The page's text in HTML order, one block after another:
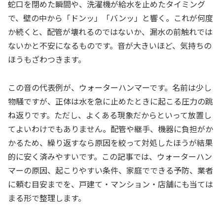
蛇口を閉めた瞬間や、洗濯機が給水を止めたタイミング
で、壁の中から「ドンッ」「バンッ」と響く。これが何度
か続くと、配管が壊れるのではないか、漏水の前触れでは
ないかと不安になるものです。音が大きいほど、気持ちの
ほうもざわつきます。
この音の代表例が、ウォーターハンマーです。名前は少し
物騒ですが、正体は水を急に止めたときに起こる圧力の跳
ね返りです。ただし、よくある現象だからといって放置し
てよいわけでもありません。配管や継手、機器に負担がか
かるため、繰り返すなら原因を絞って対処したほうが結果
的に安く済みやすいです。この記事では、ウォーターハン
マーの原因、起こりやすい条件、家庭でできる予防、業者
に頼む目安までを、戸建て・マンション・店舗にも当ては
まる形で整理します。